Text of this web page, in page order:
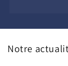
Notre